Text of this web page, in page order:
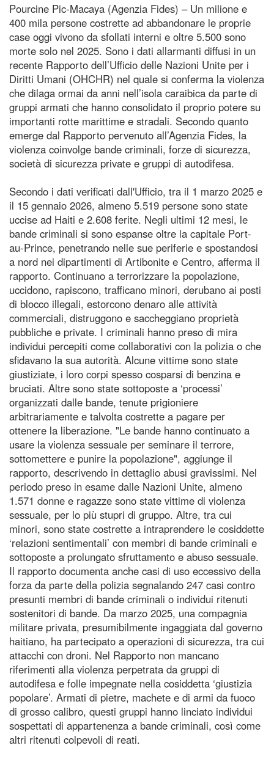
Pourcine Pic-Macaya (Agenzia Fides) – Un milione e
400 mila persone costrette ad abbandonare le proprie
case oggi vivono da sfollati interni e oltre 5.500 sono
morte solo nel 2025. Sono i dati allarmanti diffusi in un
recente Rapporto dell’Ufficio delle Nazioni Unite per i
Diritti Umani (OHCHR) nel quale si conferma la violenza
che dilaga ormai da anni nell’isola caraibica da parte di
gruppi armati che hanno consolidato il proprio potere su
importanti rotte marittime e stradali. Secondo quanto
emerge dal Rapporto pervenuto all’Agenzia Fides, la
violenza coinvolge bande criminali, forze di sicurezza,
società di sicurezza private e gruppi di autodifesa.
Secondo i dati verificati dall'Ufficio, tra il 1 marzo 2025 e
il 15 gennaio 2026, almeno 5.519 persone sono state
uccise ad Haiti e 2.608 ferite. Negli ultimi 12 mesi, le
bande criminali si sono espanse oltre la capitale Port-
au-Prince, penetrando nelle sue periferie e spostandosi
a nord nei dipartimenti di Artibonite e Centro, afferma il
rapporto. Continuano a terrorizzare la popolazione,
uccidono, rapiscono, trafficano minori, derubano ai posti
di blocco illegali, estorcono denaro alle attività
commerciali, distruggono e saccheggiano proprietà
pubbliche e private. I criminali hanno preso di mira
individui percepiti come collaborativi con la polizia o che
sfidavano la sua autorità. Alcune vittime sono state
giustiziate, i loro corpi spesso cosparsi di benzina e
bruciati. Altre sono state sottoposte a ‘processi’
organizzati dalle bande, tenute prigioniere
arbitrariamente e talvolta costrette a pagare per
ottenere la liberazione. "Le bande hanno continuato a
usare la violenza sessuale per seminare il terrore,
sottomettere e punire la popolazione", aggiunge il
rapporto, descrivendo in dettaglio abusi gravissimi. Nel
periodo preso in esame dalle Nazioni Unite, almeno
1.571 donne e ragazze sono state vittime di violenza
sessuale, per lo più stupri di gruppo. Altre, tra cui
minori, sono state costrette a intraprendere le cosiddette
‘relazioni sentimentali’ con membri di bande criminali e
sottoposte a prolungato sfruttamento e abuso sessuale.
Il rapporto documenta anche casi di uso eccessivo della
forza da parte della polizia segnalando 247 casi contro
presunti membri di bande criminali o individui ritenuti
sostenitori di bande. Da marzo 2025, una compagnia
militare privata, presumibilmente ingaggiata dal governo
haitiano, ha partecipato a operazioni di sicurezza, tra cui
attacchi con droni. Nel Rapporto non mancano
riferimenti alla violenza perpetrata da gruppi di
autodifesa e folle impegnate nella cosiddetta ‘giustizia
popolare’. Armati di pietre, machete e di armi da fuoco
di grosso calibro, questi gruppi hanno linciato individui
sospettati di appartenenza a bande criminali, così come
altri ritenuti colpevoli di reati.